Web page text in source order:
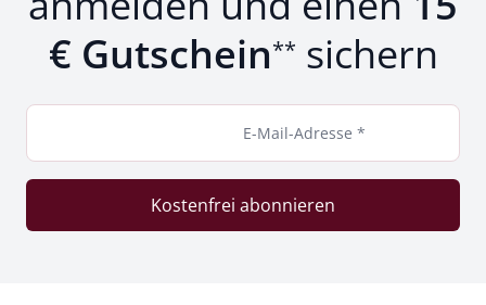
€ Gutschein** sichern
E-Mail-Adresse *
Kostenfrei abonnieren